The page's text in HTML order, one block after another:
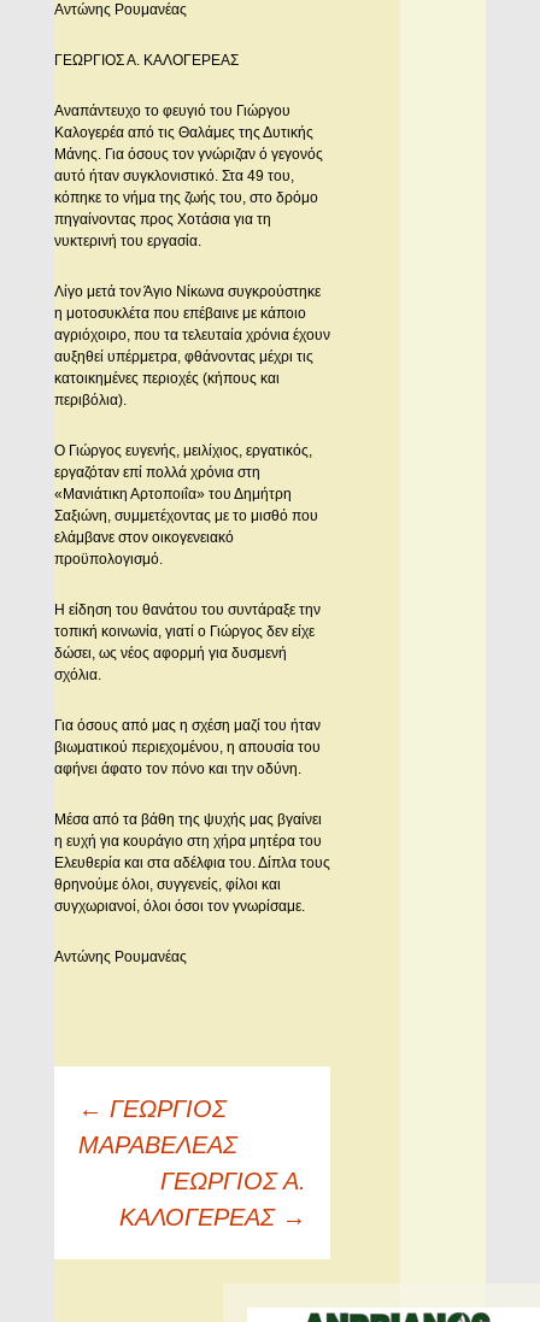
Αντώνης Ρουμανέας
ΓΕΩΡΓΙΟΣ Α. ΚΑΛΟΓΕΡΕΑΣ
Αναπάντευχο το φευγιό του Γιώργου
Καλογερέα από τις Θαλάμες της Δυτικής
Μάνης. Για όσους τον γνώριζαν ό γεγονός
αυτό ήταν συγκλονιστικό. Στα 49 του,
κόπηκε το νήμα της ζωής του, στο δρόμο
πηγαίνοντας προς Χοτάσια για τη
νυκτερινή του εργασία.
Λίγο μετά τον Άγιο Νίκωνα συγκρούστηκε
η μοτοσυκλέτα που επέβαινε με κάποιο
αγριόχοιρο, που τα τελευταία χρόνια έχουν
αυξηθεί υπέρμετρα, φθάνοντας μέχρι τις
κατοικημένες περιοχές (κήπους και
περιβόλια).
Ο Γιώργος ευγενής, μειλίχιος, εργατικός,
εργαζόταν επί πολλά χρόνια στη
«Μανιάτικη Αρτοποιΐα» του Δημήτρη
Σαξιώνη, συμμετέχοντας με το μισθό που
ελάμβανε στον οικογενειακό
προϋπολογισμό.
Η είδηση του θανάτου του συντάραξε την
τοπική κοινωνία, γιατί ο Γιώργος δεν είχε
δώσει, ως νέος αφορμή για δυσμενή
σχόλια.
Για όσους από μας η σχέση μαζί του ήταν
βιωματικού περιεχομένου, η απουσία του
αφήνει άφατο τον πόνο και την οδύνη.
Μέσα από τα βάθη της ψυχής μας βγαίνει
η ευχή για κουράγιο στη χήρα μητέρα του
Ελευθερία και στα αδέλφια του. Δίπλα τους
θρηνούμε όλοι, συγγενείς, φίλοι και
συγχωριανοί, όλοι όσοι τον γνωρίσαμε.
Αντώνης Ρουμανέας
Πλοήγηση
άρθρων
← ΓΕΩΡΓΙΟΣ
ΜΑΡΑΒΕΛΕΑΣ
ΓΕΩΡΓΙΟΣ Α.
ΚΑΛΟΓΕΡΕΑΣ →